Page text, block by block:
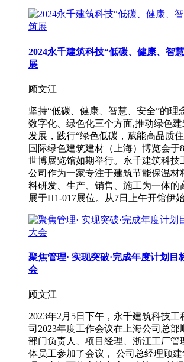
2024永千建筑科技“低碳、健康、智
展
顾文江
坚持“低碳、健康、智慧、安全”的理
数字化、绿色化三个方面,推动绿色
发展，践行“绿色低碳，赋能高品质
国际绿色建筑建材（上海）博览会于
世博展览馆如期举行。永千建筑科技
公司作为一家专注于建筑节能保温材
料研发、生产、销售、施工为一体的
展于H1-017展位。从7日上午开馆伊
聚焦管理· 实现突破·完成年度计划目
会
顾文江
2023年2月5日下午，永千建筑科技
司2023年度工作会议在上海公司总部
部门负责人、项目经理、浙江工厂管
体员工参加了会议， 公司总经理顾